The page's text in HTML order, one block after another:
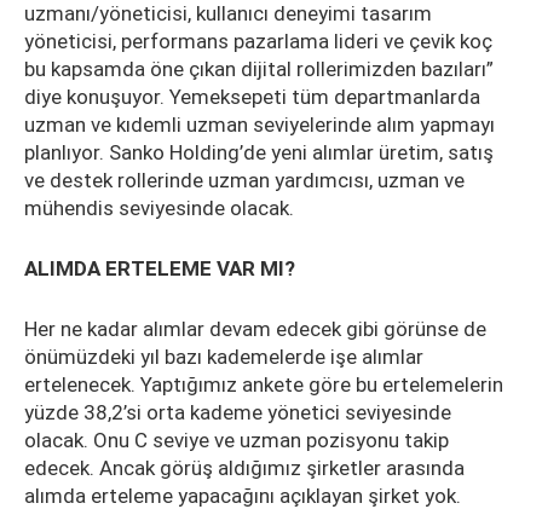
uzmanı/yöneticisi, kullanıcı deneyimi tasarım
yöneticisi, performans pazarlama lideri ve çevik koç
bu kapsamda öne çıkan dijital rollerimizden bazıları”
diye konuşuyor. Yemeksepeti tüm departmanlarda
uzman ve kıdemli uzman seviyelerinde alım yapmayı
planlıyor. Sanko Holding’de yeni alımlar üretim, satış
ve destek rollerinde uzman yardımcısı, uzman ve
mühendis seviyesinde olacak.
ALIMDA ERTELEME VAR MI?
Her ne kadar alımlar devam edecek gibi görünse de
önümüzdeki yıl bazı kademelerde işe alımlar
ertelenecek. Yaptığımız ankete göre bu ertelemelerin
yüzde 38,2’si orta kademe yönetici seviyesinde
olacak. Onu C seviye ve uzman pozisyonu takip
edecek. Ancak görüş aldığımız şirketler arasında
alımda erteleme yapacağını açıklayan şirket yok.